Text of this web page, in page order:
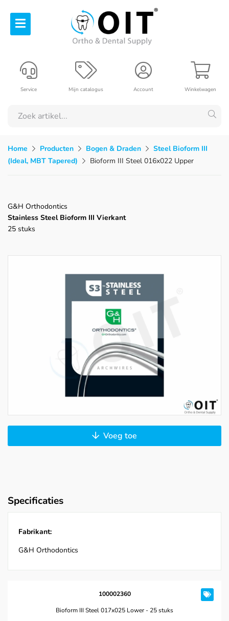
Winkelwagen
Account
Mijn catalogus
Service
Home Producten Bogen & Draden
Steel Bioform III
(Ideal, MBT Tapered)
Bioform III Steel 016x022 Upper
G&H Orthodontics
Stainless Steel Bioform III Vierkant
25 stuks
Voeg toe
Specificaties
Fabrikant:
G&H Orthodontics
100002360
Bioform III Steel 017x025 Lower - 25 stuks